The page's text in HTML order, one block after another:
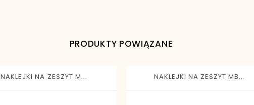
PRODUKTY POWIĄZANE
NAKLEJKI NA ZESZYT M... NAKLEJKI NA ZESZYT MB...